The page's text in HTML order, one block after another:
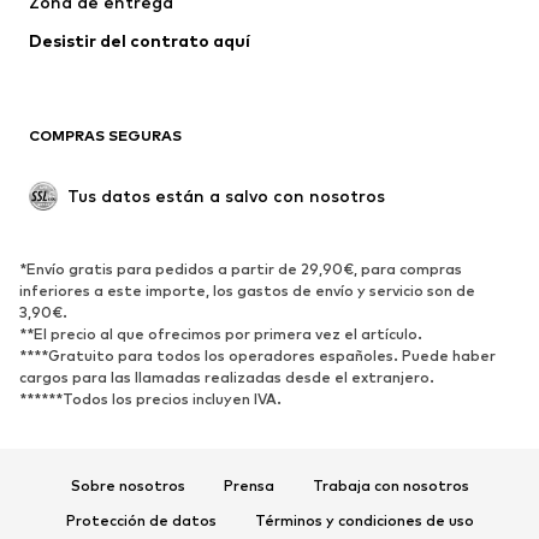
Desistir del contrato aquí
COMPRAS SEGURAS
Tus datos están a salvo con nosotros
*Envío gratis para pedidos a partir de 29,90€, para compras
inferiores a este importe, los gastos de envío y servicio son de
3,90€.
**El precio al que ofrecimos por primera vez el artículo.
****Gratuito para todos los operadores españoles. Puede haber
cargos para las llamadas realizadas desde el extranjero.
******Todos los precios incluyen IVA.
Sobre nosotros Prensa
Trabaja con nosotros
Protección de datos
Términos y condiciones de uso